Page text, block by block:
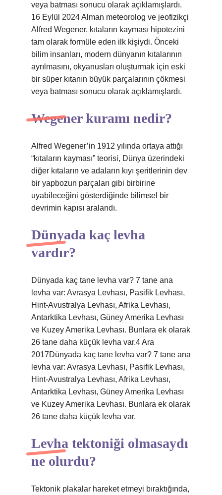
veya batması sonucu olarak açıklamışlardı.
16 Eylül 2024 Alman meteorolog ve jeofizikçi
Alfred Wegener, kıtaların kayması hipotezini
tam olarak formüle eden ilk kişiydi. Önceki
bilim insanları, modern dünyanın kıtalarının
ayrılmasını, okyanusları oluşturmak için eski
bir süper kıtanın büyük parçalarının çökmesi
veya batması sonucu olarak açıklamışlardı.
Wegener kuramı nedir?
Alfred Wegener’in 1912 yılında ortaya attığı
“kıtaların kayması” teorisi, Dünya üzerindeki
diğer kıtaların ve adaların kıyı şeritlerinin dev
bir yapbozun parçaları gibi birbirine
uyabileceğini gösterdiğinde bilimsel bir
devrimin kapısı aralandı.
Dünyada kaç levha
vardır?
Dünyada kaç tane levha var? 7 tane ana
levha var: Avrasya Levhası, Pasifik Levhası,
Hint-Avustralya Levhası, Afrika Levhası,
Antarktika Levhası, Güney Amerika Levhası
ve Kuzey Amerika Levhası. Bunlara ek olarak
26 tane daha küçük levha var.4 Ara
2017Dünyada kaç tane levha var? 7 tane ana
levha var: Avrasya Levhası, Pasifik Levhası,
Hint-Avustralya Levhası, Afrika Levhası,
Antarktika Levhası, Güney Amerika Levhası
ve Kuzey Amerika Levhası. Bunlara ek olarak
26 tane daha küçük levha var.
Levha tektoniği olmasaydı
ne olurdu?
Tektonik plakalar hareket etmeyi bıraktığında,